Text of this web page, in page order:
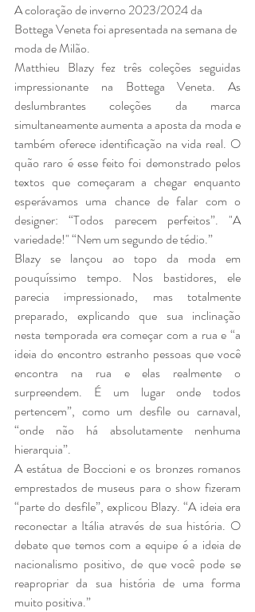
A coloração de inverno 2023/2024 da
Bottega Veneta foi apresentada na semana de
moda de Milão.
Matthieu Blazy fez três coleções seguidas
impressionante na Bottega Veneta. As
deslumbrantes coleções da marca
simultaneamente aumenta a aposta da moda e
também oferece identificação na vida real. O
quão raro é esse feito foi demonstrado pelos
textos que começaram a chegar enquanto
esperávamos uma chance de falar com o
designer: “Todos parecem perfeitos”. "A
variedade!" “Nem um segundo de tédio.”
Blazy se lançou ao topo da moda em
pouquíssimo tempo. Nos bastidores, ele
parecia impressionado, mas totalmente
preparado, explicando que sua inclinação
nesta temporada era começar com a rua e “a
ideia do encontro estranho pessoas que você
encontra na rua e elas realmente o
surpreendem. É um lugar onde todos
pertencem”, como um desfile ou carnaval,
“onde não há absolutamente nenhuma
hierarquia”.
A estátua de Boccioni e os bronzes romanos
emprestados de museus para o show fizeram
“parte do desfile”, explicou Blazy. “A ideia era
reconectar a Itália através de sua história. O
debate que temos com a equipe é a ideia de
nacionalismo positivo, de que você pode se
reapropriar da sua história de uma forma
muito positiva.”